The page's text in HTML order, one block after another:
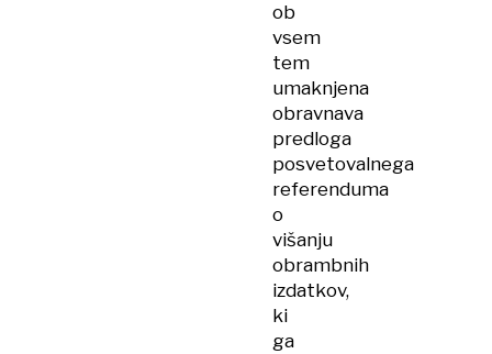
ob
vsem
tem
umaknjena
obravnava
predloga
posvetovalnega
referenduma
o
višanju
obrambnih
izdatkov,
ki
ga